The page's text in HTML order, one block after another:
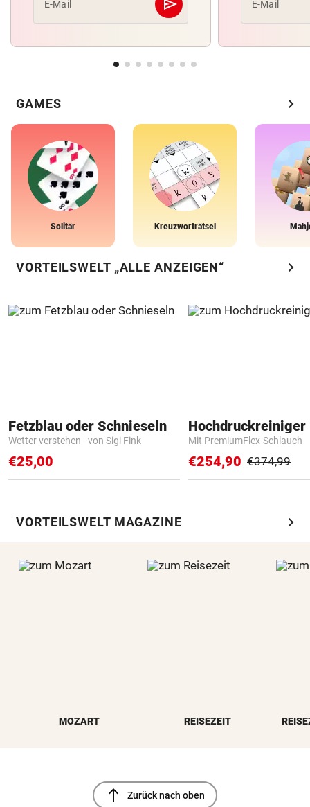
E-Mail send
Abschicken E-Mail
GAMES chevron_right
Solitär Kreuzworträtsel
VORTEILSWELT „ALLE ANZEIGEN“ chevron_right
Fetzblau oder Schnieseln
Wetter verstehen - von Sigi Fink
€25,00
Hochdruckreiniger
Mit PremiumFlex-Schlauch
€254,90 €374,99
VORTEILSWELT MAGAZINE chevron_right
MOZART REISEZEIT
north Zurück nach oben